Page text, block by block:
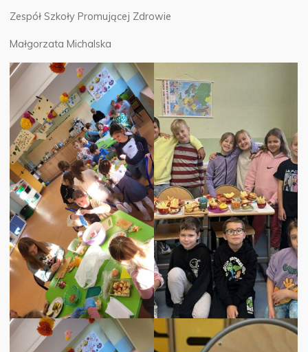
Zespół Szkoły Promującej Zdrowie
Małgorzata Michalska